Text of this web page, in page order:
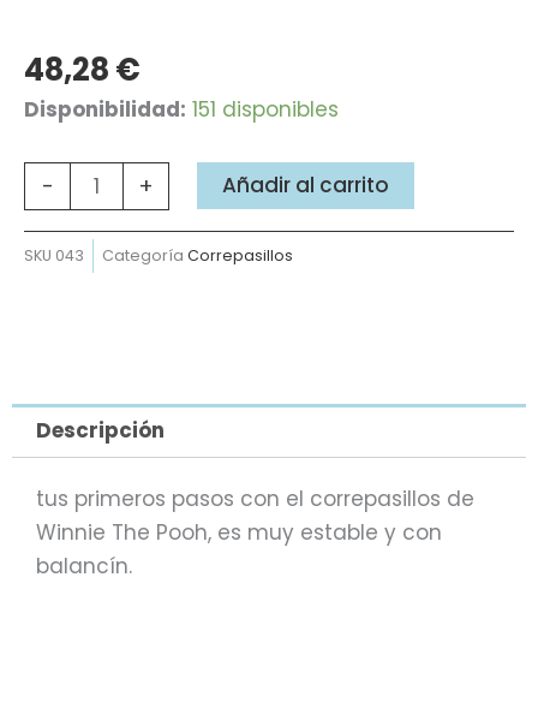
48,28€
Disponibilidad: 151 disponibles
-
Correpasillos
The
pooh
cantidad
+ Añadir al carrito
SKU 043 Categoría Correpasillos
Descripción
tus primeros pasos con el correpasillos de
Winnie The Pooh, es muy estable y con
balancín.